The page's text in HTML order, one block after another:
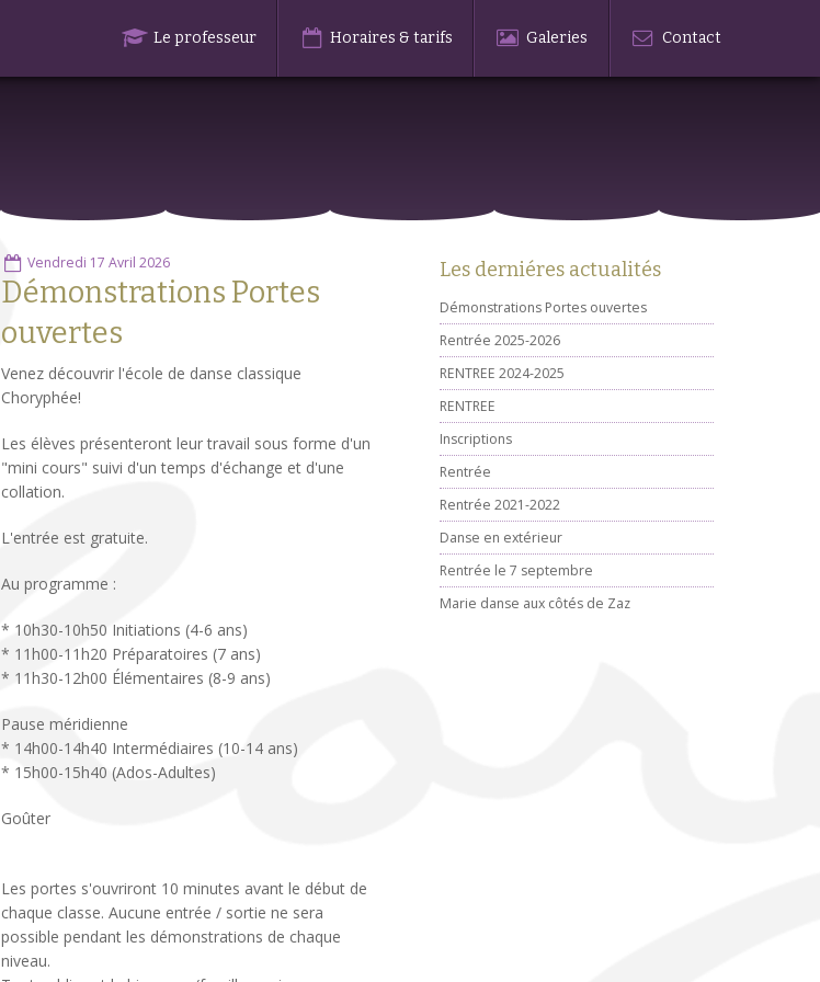
Le professeur Horaires & tarifs Galeries Contact
Vendredi 17 Avril 2026
Démonstrations Portes
ouvertes
Venez découvrir l'école de danse classique
Choryphée!
Les élèves présenteront leur travail sous forme d'un
"mini cours" suivi d'un temps d'échange et d'une
collation.
L'entrée est gratuite.
Au programme :
* 10h30-10h50 Initiations (4-6 ans)
* 11h00-11h20 Préparatoires (7 ans)
* 11h30-12h00 Élémentaires (8-9 ans)
Pause méridienne
* 14h00-14h40 Intermédiaires (10-14 ans)
* 15h00-15h40 (Ados-Adultes)
Goûter
Les portes s'ouvriront 10 minutes avant le début de
chaque classe. Aucune entrée / sortie ne sera
possible pendant les démonstrations de chaque
niveau.
Les derniéres actualités
Démonstrations Portes ouvertes
Rentrée 2025-2026
RENTREE 2024-2025
RENTREE
Inscriptions
Rentrée
Rentrée 2021-2022
Danse en extérieur
Rentrée le 7 septembre
Marie danse aux côtés de Zaz